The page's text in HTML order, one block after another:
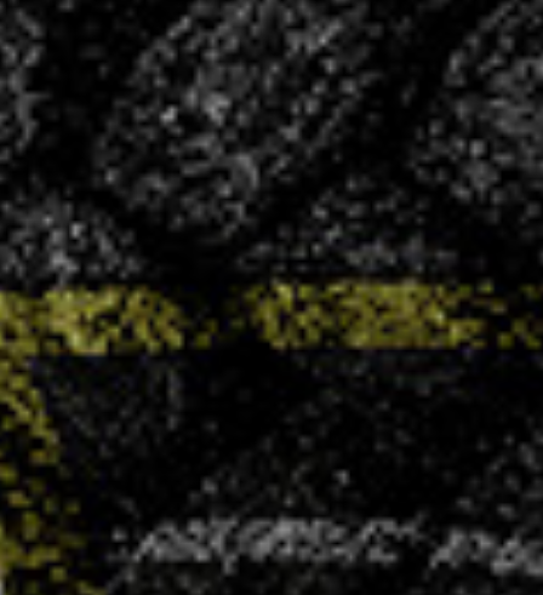
CONVOCATIONS
Vous souhaitez vous associer à un club
ambitieux et convivial ?
LA VHB FAMILY BUSINESS
NOS
ACTUALITÉS